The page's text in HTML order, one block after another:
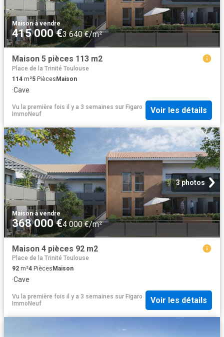
Maison·à vendre
415 000 €3 640 €/m²
Maison 5 pièces 113 m2
Place de la Trinité Toulouse
114 m²5 PiècesMaison
·Cave
Vu la première fois il y a 3 semaines sur Figaro
ImmoNeuf
Voir les détails
3 photos
Maison·à vendre
368 000 €4 000 €/m²
Maison 4 pièces 92 m2
Place de la Trinité Toulouse
92 m²4 Pièces Maison
·Cave
Vu la première fois il y a 3 semaines sur Figaro
ImmoNeuf
Voir les détails